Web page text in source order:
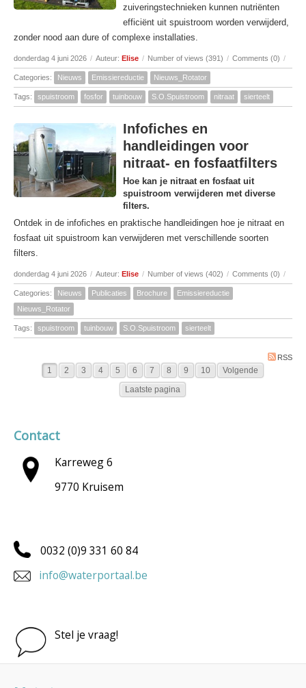
zuiveringstechnieken kunnen nutriënten
efficiënt uit spuistroom worden verwijderd,
zonder nood aan dure of complexe installaties.
donderdag 4 juni 2026 / Auteur: Elise / Number of views (391) / Comments (0) /
Categories: Nieuws Emissiereductie Nieuws_Rotator
Tags: spuistroom fosfor tuinbouw S.O.Spuistroom nitraat sierteelt
Infofiches en
handleidingen voor
nitraat- en fosfaatfilters
Hoe kan je nitraat en fosfaat uit
spuistroom verwijderen met diverse
filters.
Ontdek in de infofiches en praktische handleidingen hoe je nitraat en
fosfaat uit spuistroom kan verwijderen met verschillende soorten
filters.
donderdag 4 juni 2026 / Auteur: Elise / Number of views (402) / Comments (0) /
Categories: Nieuws Publicaties Brochure
Emissiereductie
Nieuws_Rotator
Tags: spuistroom tuinbouw S.O.Spuistroom sierteelt
RSS
1 2 3 4 5 6 7 8 9 10
Volgende
Laatste pagina
Contact
Karreweg 6
9770 Kruisem
0032 (0)9 331 60 84
info@waterportaal.be
Stel je vraag!